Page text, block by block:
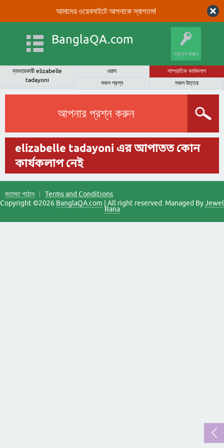
আমাদের ওয়েবসাইটে আপনাকে স্বাগতম!
প্রবেশ করুন
BanglaQA.com
ব্যবহারকারী elizabelle
tadayoni
ওয়াল
সাম্প্রতিক কার্যকলাপ
সকল প্রশ্ন
সকল উত্তর
আপনার প্রশ্ন করুন
elizabelle tadayoni এর আপাতত কোন
কার্যকলাপ নেই
মতামত পাঠান
Terms and Conditions
Copyright ©2026 BanglaQA.com | All right reserved. Managed ByJewel
Rana